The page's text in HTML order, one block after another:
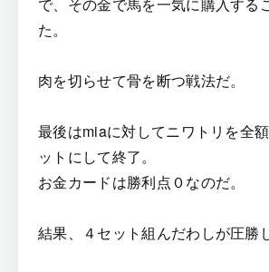
た。
肉を切らせて骨を断つ戦法だ。
最後はmiaに対してニワトリを全
ットにして終了。
お金カードは勝利点０なのだ。
結果、４セット組んだわしが圧勝